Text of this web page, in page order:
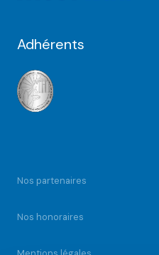
Adhérents
Nos partenaires
Nos honoraires